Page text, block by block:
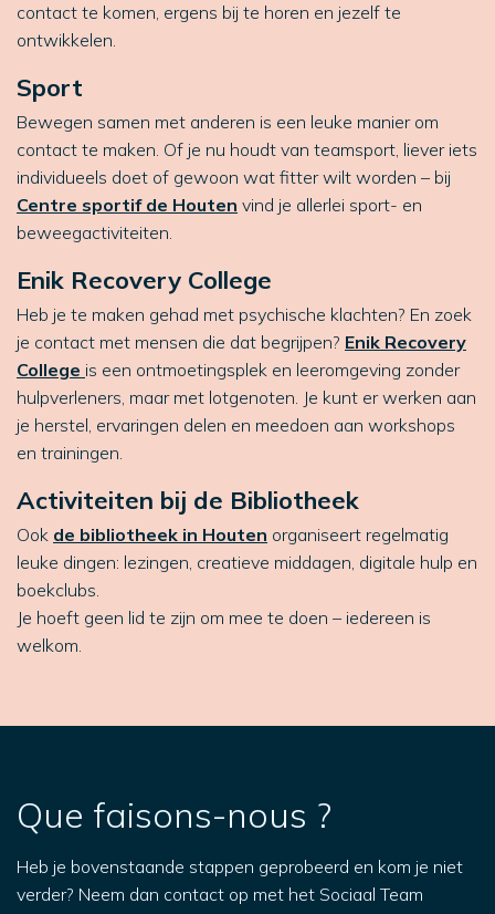
contact te komen, ergens bij te horen en jezelf te
ontwikkelen.
Sport
Bewegen samen met anderen is een leuke manier om
contact te maken. Of je nu houdt van teamsport, liever iets
individueels doet of gewoon wat fitter wilt worden – bij
Centre sportif de Houten vind je allerlei sport- en
beweegactiviteiten.
Enik Recovery College
Heb je te maken gehad met psychische klachten? En zoek
je contact met mensen die dat begrijpen? Enik Recovery
College is een ontmoetingsplek en leeromgeving zonder
hulpverleners, maar met lotgenoten. Je kunt er werken aan
je herstel, ervaringen delen en meedoen aan workshops
en trainingen.
Activiteiten bij de Bibliotheek
Ook de bibliotheek in Houten organiseert regelmatig
leuke dingen: lezingen, creatieve middagen, digitale hulp en
boekclubs.
Je hoeft geen lid te zijn om mee te doen – iedereen is
welkom.
Que faisons-nous ?
Heb je bovenstaande stappen geprobeerd en kom je niet
verder? Neem dan contact op met het Sociaal Team